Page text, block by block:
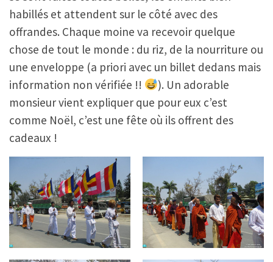
habillés et attendent sur le côté avec des
offrandes. Chaque moine va recevoir quelque
chose de tout le monde : du riz, de la nourriture ou
une enveloppe (a priori avec un billet dedans mais
information non vérifiée !!
). Un adorable
monsieur vient expliquer que pour eux c’est
comme Noël, c’est une fête où ils offrent des
cadeaux !